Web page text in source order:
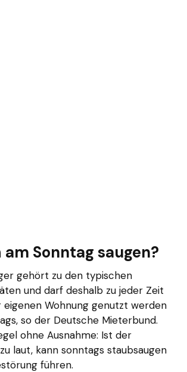
am Sonntag saugen?
gehört zu den typischen
und darf deshalb zu jeder Zeit
Wohnung genutzt werden
so der Deutsche Mieterbund.
ohne Ausnahme: Ist der
laut, kann sonntags staubsaugen
führen.